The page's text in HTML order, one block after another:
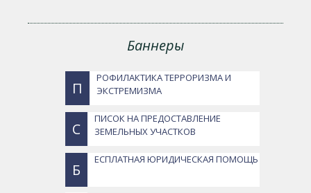
Баннеры
П
РОФИЛАКТИКА ТЕРРОРИЗМА И
ЭКСТРЕМИЗМА
С
ПИСОК НА ПРЕДОСТАВЛЕНИЕ
ЗЕМЕЛЬНЫХ УЧАСТКОВ
Б
ЕСПЛАТНАЯ ЮРИДИЧЕСКАЯ ПОМОЩЬ